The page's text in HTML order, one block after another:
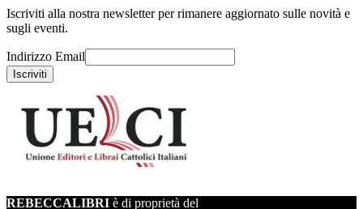
Iscriviti alla nostra newsletter per rimanere aggiornato sulle novità e
sugli eventi.
Indirizzo Email
Iscriviti
REBECCALIBRI è di proprietà del